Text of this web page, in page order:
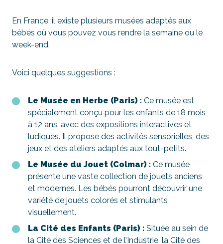
En France, il existe plusieurs musées adaptés aux
bébés où vous pouvez vous rendre la semaine ou le
week-end.
Voici quelques suggestions :
Le Musée en Herbe (Paris) : Ce musée est
spécialement conçu pour les enfants de 18 mois
à 12 ans, avec des expositions interactives et
ludiques. Il propose des activités sensorielles, des
jeux et des ateliers adaptés aux tout-petits.
Le Musée du Jouet (Colmar) : Ce musée
présente une vaste collection de jouets anciens
et modernes. Les bébés pourront découvrir une
variété de jouets colorés et stimulants
visuellement.
La Cité des Enfants (Paris) : Située au sein de
la Cité des Sciences et de l’Industrie, la Cité des